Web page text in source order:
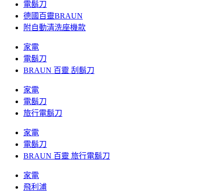
電鬍刀
德國百靈BRAUN
附自動清洗座機款
家電
電鬍刀
BRAUN 百靈 刮鬍刀
家電
電鬍刀
旅行電鬍刀
家電
電鬍刀
BRAUN 百靈 旅行電鬍刀
家電
飛利浦